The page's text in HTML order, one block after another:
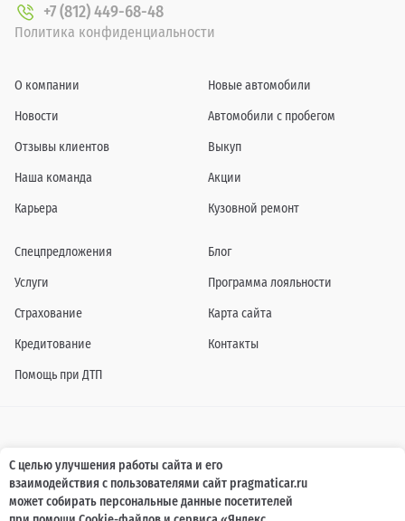
+7 (812) 449-68-48
Политика конфиденциальности
О компании
Новости
Отзывы клиентов
Наша команда
Карьера
Новые автомобили
Автомобили с пробегом
Выкуп
Акции
Кузовной ремонт
Спецпредложения
Услуги
Страхование
Кредитование
Помощь при ДТП
Блог
Программа лояльности
Карта сайта
Контакты
Информация о технических характеристиках, составе комплектаций, цветовой
гамме и стоимости автомобилей, а также действующих акциях, сроках и условиях
их проведения, указанных на сайте www.pragmaticar.ru, носит информационный
характер и ни при каких условиях не является публичной офертой,
определяемой положениями пунктом 2 статьи 437 Гражданского кодекса
С целью улучшения работы сайта и его
взаимодействия с пользователями сайт pragmaticar.ru
может собирать персональные данные посетителей